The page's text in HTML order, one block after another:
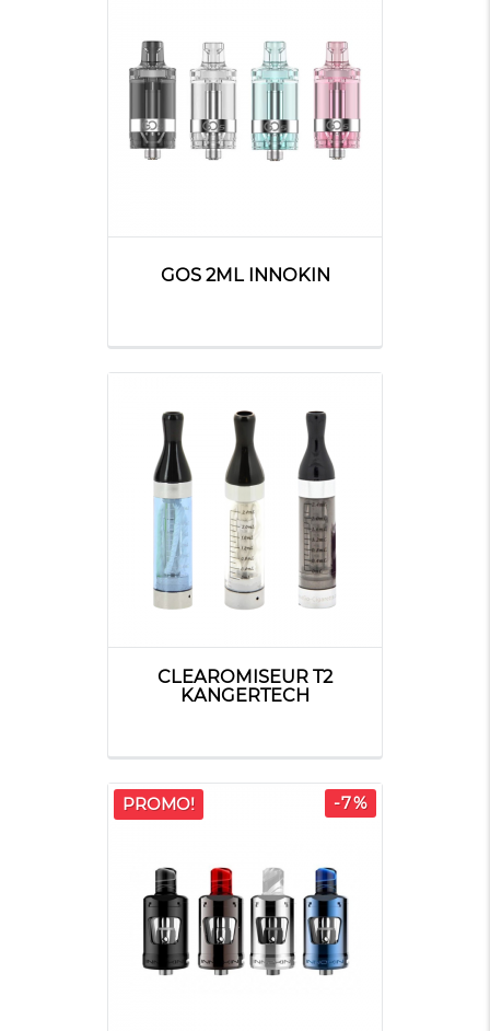
GOS 2ML INNOKIN
CLEAROMISEUR T2
KANGERTECH
PROMO! -7%